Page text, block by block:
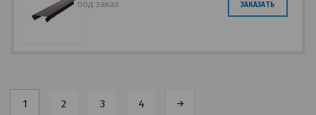
под заказ ЗАКАЗАТЬ
1 2 3 4